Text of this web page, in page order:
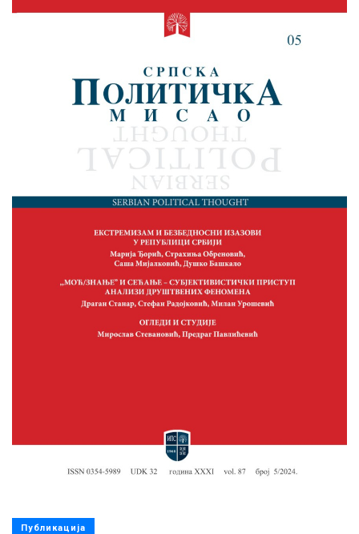
Публикација